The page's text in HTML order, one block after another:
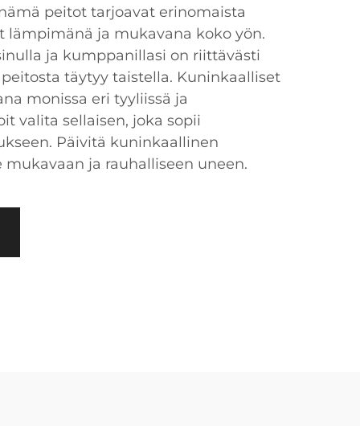
peitot tarjoavat erinomaista
lämpimänä ja mukavana koko yön.
ja kumppanillasi on riittävästi
täytyy taistella. Kuninkaalliset
monissa eri tyyliissä ja
valita sellaisen, joka sopii
Päivitä kuninkaallinen
ja rauhalliseen uneen.